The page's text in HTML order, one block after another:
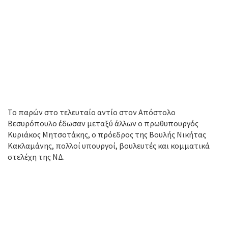
Το παρών στο τελευταίο αντίο στον Απόστολο
Βεσυρόπουλο έδωσαν μεταξύ άλλων ο πρωθυπουργός
Κυριάκος Μητσοτάκης, ο πρόεδρος της Βουλής Νικήτας
Κακλαμάνης, πολλοί υπουργοί, βουλευτές και κομματικά
στελέχη της ΝΔ.